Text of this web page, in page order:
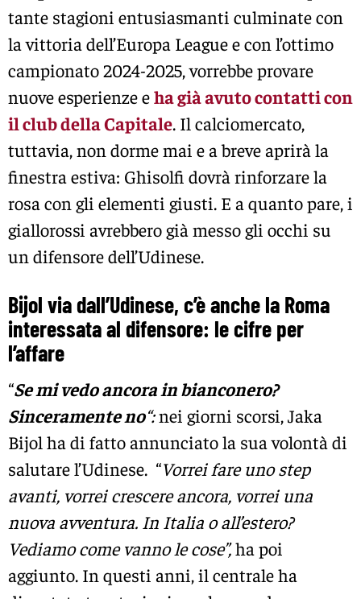
tante stagioni entusiasmanti culminate con
la vittoria dell’Europa League e con l’ottimo
campionato 2024-2025, vorrebbe provare
nuove esperienze eha già avuto contatti con
il club della Capitale. Il calciomercato,
tuttavia, non dorme mai e a breve aprirà la
finestra estiva: Ghisolfi dovrà rinforzare la
rosa con gli elementi giusti. E a quanto pare, i
giallorossi avrebbero già messo gli occhi su
un difensore dell’Udinese.
Bijol via dall’Udinese, c’è anche la Roma
interessata al difensore: le cifre per
l’affare
“Se mi vedo ancora in bianconero?
Sinceramente no“:nei giorni scorsi, Jaka
Bijol ha di fatto annunciato la sua volontà di
salutare l’Udinese. “Vorrei fare uno step
avanti, vorrei crescere ancora, vorrei una
nuova avventura. In Italia o all’estero?
Vediamo come vanno le cose”,ha poi
aggiunto. In questi anni, il centrale ha